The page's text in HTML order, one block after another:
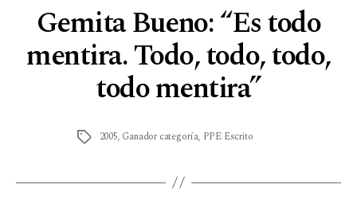
Gemita Bueno: “Es todo
mentira. Todo, todo, todo,
todo mentira”
2005, Ganador categoría, PPE Escrito